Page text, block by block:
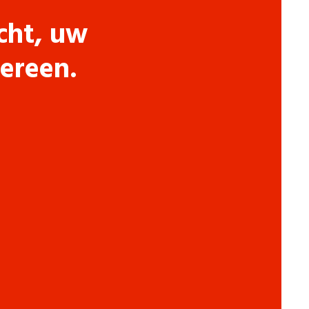
uw